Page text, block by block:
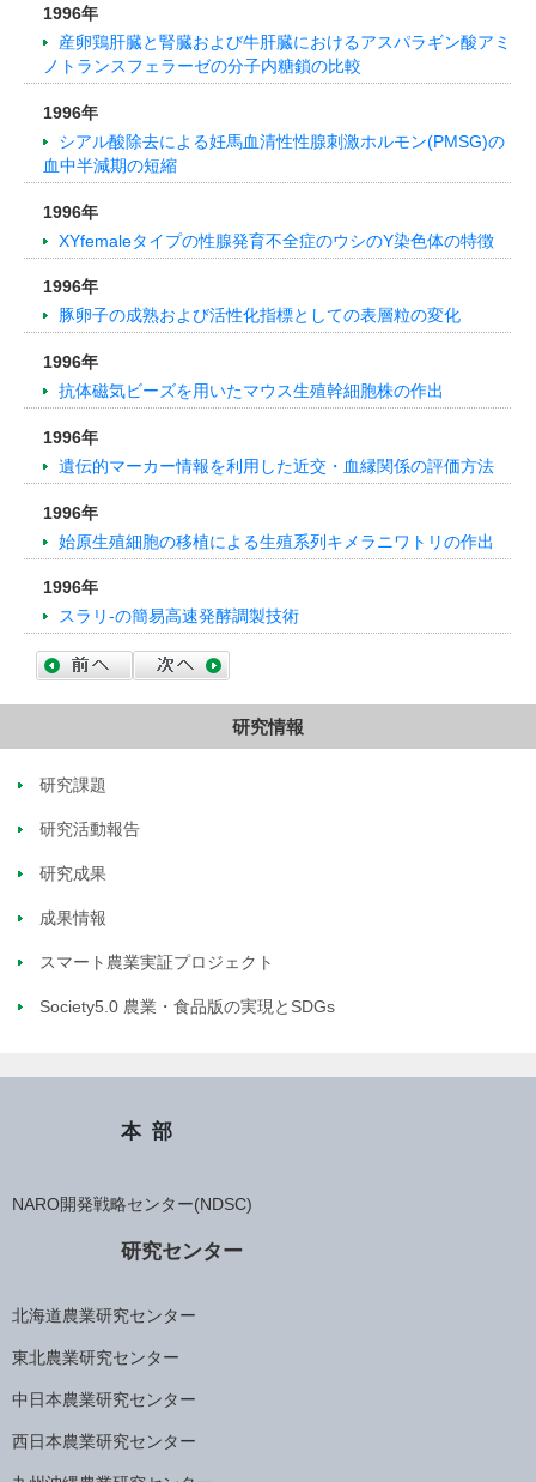
1996年
産卵鶏肝臓と腎臓および牛肝臓におけるアスパラギン酸アミ
ノトランスフェラーゼの分子内糖鎖の比較
1996年
シアル酸除去による妊馬血清性性腺刺激ホルモン(PMSG)の
血中半減期の短縮
1996年
XYfemaleタイプの性腺発育不全症のウシのY染色体の特徴
1996年
豚卵子の成熟および活性化指標としての表層粒の変化
1996年
抗体磁気ビーズを用いたマウス生殖幹細胞株の作出
1996年
遺伝的マーカー情報を利用した近交・血縁関係の評価方法
1996年
始原生殖細胞の移植による生殖系列キメラニワトリの作出
1996年
スラリ-の簡易高速発酵調製技術
研究情報
研究課題
研究活動報告
研究成果
成果情報
スマート農業実証プロジェクト
Society5.0 農業・食品版の実現とSDGs
本部
NARO開発戦略センター(NDSC)
研究センター
北海道農業研究センター
東北農業研究センター
中日本農業研究センター
西日本農業研究センター